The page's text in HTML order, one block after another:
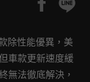
除性能優異，美
車款更新速度緩
無法徹底解決，